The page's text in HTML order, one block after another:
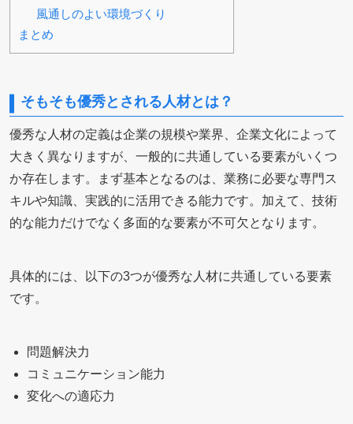
風通しのよい環境づくり
まとめ
そもそも優秀とされる人材とは？
優秀な人材の定義は企業の規模や業界、企業文化によって
大きく異なりますが、一般的に共通している要素がいくつ
か存在します。まず基本となるのは、業務に必要な専門ス
キルや知識、実践的に活用できる能力です。加えて、技術
的な能力だけでなく多面的な要素が不可欠となります。
具体的には、以下の3つが優秀な人材に共通している要素
です。
問題解決力
コミュニケーション能力
変化への適応力